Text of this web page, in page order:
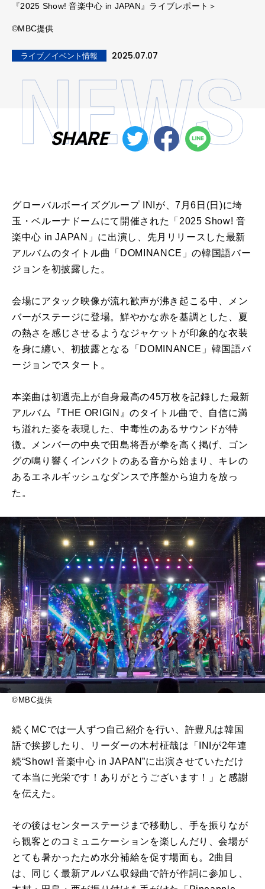
『2025 Show! 音楽中心 in JAPAN』ライブレポート＞
©MBC提供
ライブ／イベント情報 2025.07.07
SHARE
グローバルボーイズグループ INIが、7月6日(日)に埼
玉・ベルーナドームにて開催された「2025 Show! 音
楽中心 in JAPAN」に出演し、先月リリースした最新
アルバムのタイトル曲「DOMINANCE」の韓国語バー
ジョンを初披露した。
会場にアタック映像が流れ歓声が沸き起こる中、メン
バーがステージに登場。鮮やかな赤を基調とした、夏
の熱さを感じさせるようなジャケットが印象的な衣装
を身に纏い、初披露となる「DOMINANCE」韓国語バ
ージョンでスタート。
本楽曲は初週売上が自身最高の45万枚を記録した最新
アルバム『THE ORIGIN』のタイトル曲で、自信に満
ち溢れた姿を表現した、中毒性のあるサウンドが特
徴。メンバーの中央で田島将吾が拳を高く掲げ、ゴン
グの鳴り響くインパクトのある音から始まり、キレの
あるエネルギッシュなダンスで序盤から迫力を放っ
た。
©MBC提供
続くMCでは一人ずつ自己紹介を行い、許豊凡は韓国
語で挨拶したり、リーダーの木村柾哉は「INIが2年連
続“Show! 音楽中心 in JAPAN”に出演させていただけ
て本当に光栄です！ありがとうございます！」と感謝
を伝えた。
その後はセンターステージまで移動し、手を振りなが
ら観客とのコミュニケーションを楽しんだり、会場が
とても暑かったため水分補給を促す場面も。2曲目
は、同じく最新アルバム収録曲で許が作詞に参加し、